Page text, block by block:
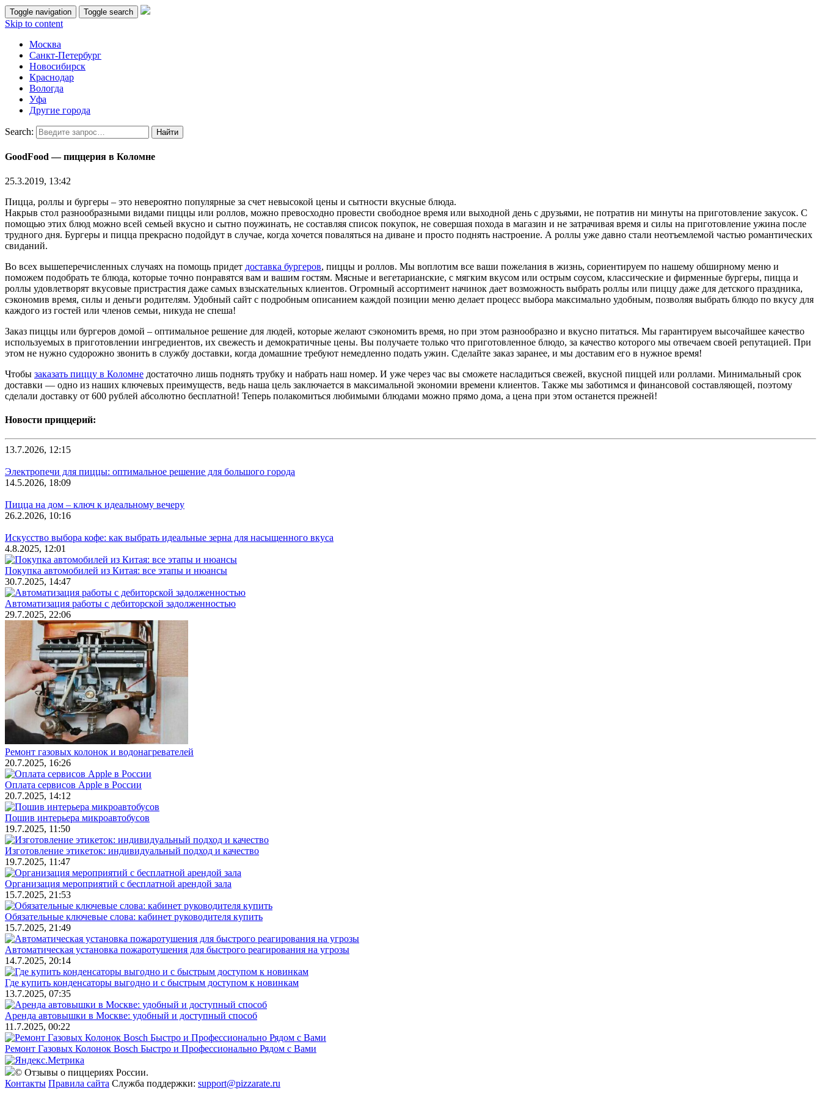
Toggle navigation Toggle search
Skip to content
Москва
Санкт-Петербург
Новосибирск
Краснодар
Вологда
Уфа
Другие города
Search:
GoodFood — пиццерия в Коломне
25.3.2019, 13:42
Пицца, роллы и бургеры – это невероятно популярные за счет невысокой цены и сытности вкусные блюда.
Накрыв стол разнообразными видами пиццы или роллов, можно превосходно провести свободное время или выходной день с друзьями, не потратив ни минуты на приготовление закусок. С
помощью этих блюд можно всей семьей вкусно и сытно поужинать, не составляя список покупок, не совершая похода в магазин и не затрачивая время и силы на приготовление ужина после
трудного дня. Бургеры и пицца прекрасно подойдут в случае, когда хочется поваляться на диване и просто поднять настроение. А роллы уже давно стали неотъемлемой частью романтических
свиданий.
Во всех вышеперечисленных случаях на помощь придет доставка бургеров, пиццы и роллов. Мы воплотим все ваши пожелания в жизнь, сориентируем по нашему обширному меню и
поможем подобрать те блюда, которые точно понравятся вам и вашим гостям. Мясные и вегетарианские, с мягким вкусом или острым соусом, классические и фирменные бургеры, пицца и
роллы удовлетворят вкусовые пристрастия даже самых взыскательных клиентов. Огромный ассортимент начинок дает возможность выбрать роллы или пиццу даже для детского праздника,
сэкономив время, силы и деньги родителям. Удобный сайт с подробным описанием каждой позиции меню делает процесс выбора максимально удобным, позволяя выбрать блюдо по вкусу для
каждого из гостей или членов семьи, никуда не спеша!
Заказ пиццы или бургеров домой – оптимальное решение для людей, которые желают сэкономить время, но при этом разнообразно и вкусно питаться. Мы гарантируем высочайшее качество
используемых в приготовлении ингредиентов, их свежесть и демократичные цены. Вы получаете только что приготовленное блюдо, за качество которого мы отвечаем своей репутацией. При
этом не нужно судорожно звонить в службу доставки, когда домашние требуют немедленно подать ужин. Сделайте заказ заранее, и мы доставим его в нужное время!
Чтобы заказать пиццу в Коломне достаточно лишь поднять трубку и набрать наш номер. И уже через час вы сможете насладиться свежей, вкусной пиццей или роллами. Минимальный срок
доставки — одно из наших ключевых преимуществ, ведь наша цель заключается в максимальной экономии времени клиентов. Также мы заботимся и финансовой составляющей, поэтому
сделали доставку от 600 рублей абсолютно бесплатной! Теперь полакомиться любимыми блюдами можно прямо дома, а цена при этом останется прежней!
Новости приццерий:
13.7.2026, 12:15
Электропечи для пиццы: оптимальное решение для большого города
14.5.2026, 18:09
Пицца на дом – ключ к идеальному вечеру
26.2.2026, 10:16
Искусство выбора кофе: как выбрать идеальные зерна для насыщенного вкуса
4.8.2025, 12:01
Покупка автомобилей из Китая: все этапы и нюансы
30.7.2025, 14:47
Автоматизация работы с дебиторской задолженностью
29.7.2025, 22:06
Ремонт газовых колонок и водонагревателей
20.7.2025, 16:26
Оплата сервисов Apple в России
20.7.2025, 14:12
Пошив интерьера микроавтобусов
19.7.2025, 11:50
Изготовление этикеток: индивидуальный подход и качество
19.7.2025, 11:47
Организация мероприятий с бесплатной арендой зала
15.7.2025, 21:53
Обязательные ключевые слова: кабинет руководителя купить
15.7.2025, 21:49
Автоматическая установка пожаротушения для быстрого реагирования на угрозы
14.7.2025, 20:14
Где купить конденсаторы выгодно и с быстрым доступом к новинкам
13.7.2025, 07:35
Аренда автовышки в Москве: удобный и доступный способ
11.7.2025, 00:22
Ремонт Газовых Колонок Bosch Быстро и Профессионально Рядом с Вами
© Отзывы о пиццериях России.
Контакты Правила сайта Служба поддержки: support@pizzarate.ru